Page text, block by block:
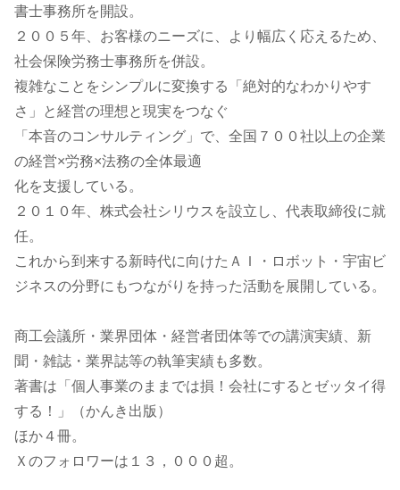
書士事務所を開設。
２００５年、お客様のニーズに、より幅広く応えるため、
社会保険労務士事務所を併設。
複雑なことをシンプルに変換する「絶対的なわかりやす
さ」と経営の理想と現実をつなぐ
「本音のコンサルティング」で、全国７００社以上の企業
の経営×労務×法務の全体最適
化を支援している。
２０１０年、株式会社シリウスを設立し、代表取締役に就
任。
これから到来する新時代に向けたＡＩ・ロボット・宇宙ビ
ジネスの分野にもつながりを持った活動を展開している。
商工会議所・業界団体・経営者団体等での講演実績、新
聞・雑誌・業界誌等の執筆実績も多数。
著書は「個人事業のままでは損！会社にするとゼッタイ得
する！」（かんき出版）
ほか４冊。
Ｘのフォロワーは１３，０００超。